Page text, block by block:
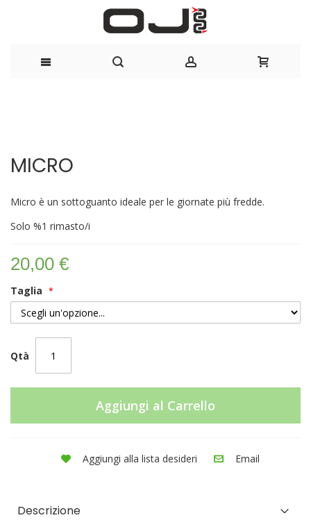
fine
di
immagini
della
immagini
MICRO
Micro è un sottoguanto ideale per le giornate più fredde.
Solo %1 rimasto/i
20,00 €
Taglia
Qtà
Aggiungi al Carrello
Aggiungi alla lista desideri Email
Descrizione